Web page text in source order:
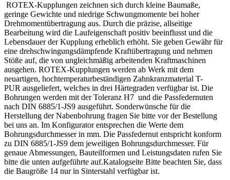
ROTEX-Kupplungen zeichnen sich durch kleine Baumaße,
geringe Gewichte und niedrige Schwungmomente bei hoher
Drehmomentübertragung aus. Durch die präzise, allseitige
Bearbeitung wird die Laufeigenschaft positiv beeinflusst und die
Lebensdauer der Kupplung erheblich erhöht. Sie geben Gewähr für
eine drehschwingungsdämpfende Kraftübertragung und nehmen
Stöße auf, die von ungleichmäßig arbeitenden Kraftmaschinen
ausgehen. ROTEX-Kupplungen werden ab Werk mit dem
neuartigen, hochtemperaturbeständigen Zahnkranzmaterial T-
PUR ausgeliefert, welches in drei Härtegraden verfügbar ist. Die
Bohrungen werden mit der Toleranz H7 und die Passfedernuten
nach DIN 6885/1-JS9 ausgeführt. Sonderwünsche für die
Herstellung der Nabenbohrung fragen Sie bitte vor der Bestellung
bei uns an. Im Konfigurator entsprechen die Werte dem
Bohrungsdurchmesser in mm. Die Passfedernut entspricht konform
zu DIN 6885/1-JS9 dem jeweiligen Bohrungsdurchmesser. Für
genaue Abmessungen, Bauteilformen und Leistungsdaten rufen Sie
bitte die unten aufgeführte auf.Katalogseite Bitte beachten Sie, dass
die Baugröße 14 nur in Sinterstahl verfügbar ist.